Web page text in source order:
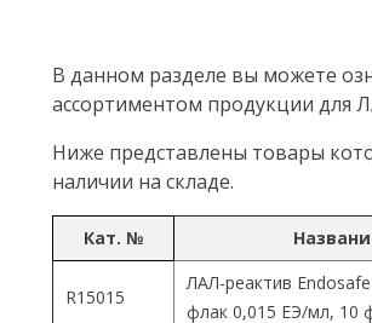
В данном разделе вы можете
ассортиментом продукции для
Ниже представлены товары
наличии на складе.
Кат. №
R15015
ЛАЛ-реактив
флак 0,015 ЕЭ/мл, 10